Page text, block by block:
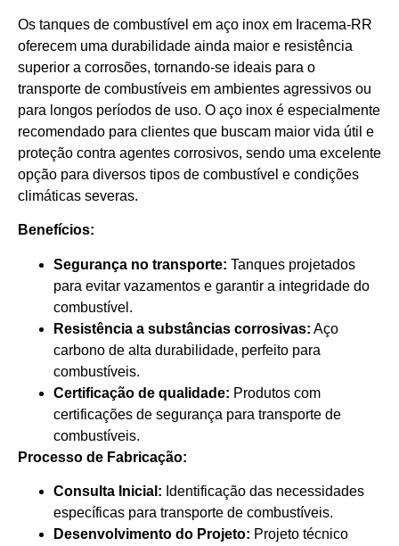
Os tanques de combustível em aço inox em Iracema-RR
oferecem uma durabilidade ainda maior e resistência
superior a corrosões, tornando-se ideais para o
transporte de combustíveis em ambientes agressivos ou
para longos períodos de uso. O aço inox é especialmente
recomendado para clientes que buscam maior vida útil e
proteção contra agentes corrosivos, sendo uma excelente
opção para diversos tipos de combustível e condições
climáticas severas.
Benefícios:
Segurança no transporte: Tanques projetados
para evitar vazamentos e garantir a integridade do
combustível.
Resistência a substâncias corrosivas: Aço
carbono de alta durabilidade, perfeito para
combustíveis.
Certificação de qualidade: Produtos com
certificações de segurança para transporte de
combustíveis.
Processo de Fabricação:
Consulta Inicial: Identificação das necessidades
específicas para transporte de combustíveis.
Desenvolvimento do Projeto: Projeto técnico